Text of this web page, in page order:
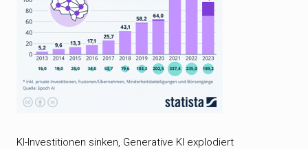
KI-Investitionen sinken, Generative KI explodiert